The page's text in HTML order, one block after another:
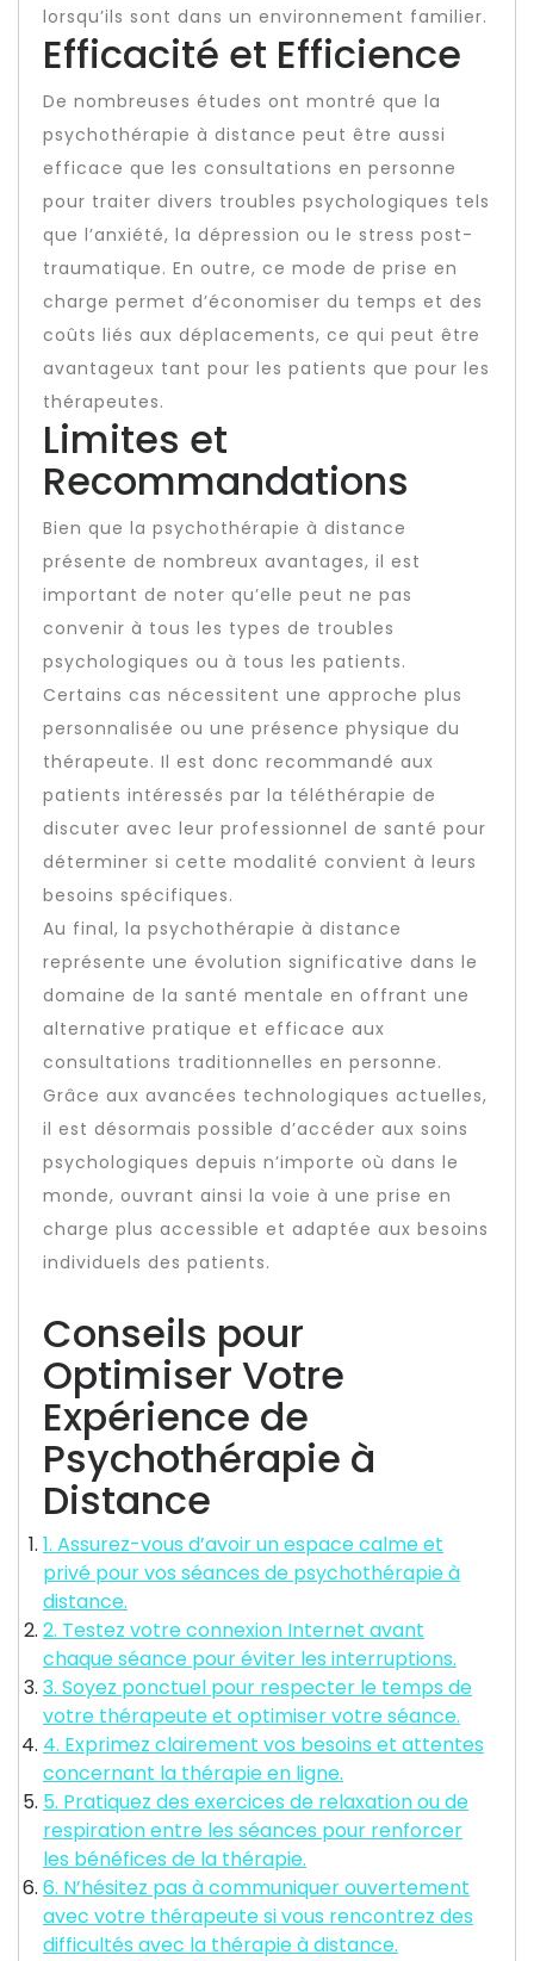
lorsqu’ils sont dans un environnement familier.
Efficacité et Efficience
De nombreuses études ont montré que la
psychothérapie à distance peut être aussi
efficace que les consultations en personne
pour traiter divers troubles psychologiques tels
que l’anxiété, la dépression ou le stress post-
traumatique. En outre, ce mode de prise en
charge permet d’économiser du temps et des
coûts liés aux déplacements, ce qui peut être
avantageux tant pour les patients que pour les
thérapeutes.
Limites et
Recommandations
Bien que la psychothérapie à distance
présente de nombreux avantages, il est
important de noter qu’elle peut ne pas
convenir à tous les types de troubles
psychologiques ou à tous les patients.
Certains cas nécessitent une approche plus
personnalisée ou une présence physique du
thérapeute. Il est donc recommandé aux
patients intéressés par la téléthérapie de
discuter avec leur professionnel de santé pour
déterminer si cette modalité convient à leurs
besoins spécifiques.
Au final, la psychothérapie à distance
représente une évolution significative dans le
domaine de la santé mentale en offrant une
alternative pratique et efficace aux
consultations traditionnelles en personne.
Grâce aux avancées technologiques actuelles,
il est désormais possible d’accéder aux soins
psychologiques depuis n’importe où dans le
monde, ouvrant ainsi la voie à une prise en
charge plus accessible et adaptée aux besoins
individuels des patients.
Conseils pour
Optimiser Votre
Expérience de
Psychothérapie à
Distance
1. Assurez-vous d’avoir un espace calme et
privé pour vos séances de psychothérapie à
distance.
2. Testez votre connexion Internet avant
chaque séance pour éviter les interruptions.
3. Soyez ponctuel pour respecter le temps de
votre thérapeute et optimiser votre séance.
4. Exprimez clairement vos besoins et attentes
concernant la thérapie en ligne.
5. Pratiquez des exercices de relaxation ou de
respiration entre les séances pour renforcer
les bénéfices de la thérapie.
6. N’hésitez pas à communiquer ouvertement
avec votre thérapeute si vous rencontrez des
difficultés avec la thérapie à distance.